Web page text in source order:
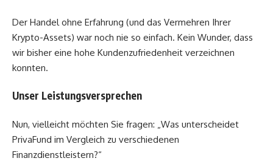
Der Handel ohne Erfahrung (und das Vermehren Ihrer
Krypto-Assets) war noch nie so einfach. Kein Wunder, dass
wir bisher eine hohe Kundenzufriedenheit verzeichnen
konnten.
Unser Leistungsversprechen
Nun, vielleicht möchten Sie fragen: „Was unterscheidet
PrivaFund im Vergleich zu verschiedenen
Finanzdienstleistern?“